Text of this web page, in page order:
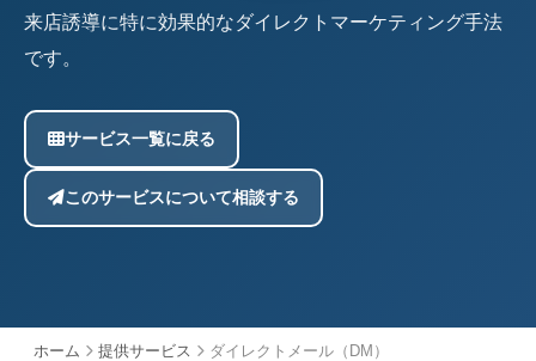
来店誘導に特に効果的なダイレクトマーケティング手法
です。
サービス一覧に戻る
このサービスについて相談する
ホーム 提供サービス ダイレクトメール（DM）